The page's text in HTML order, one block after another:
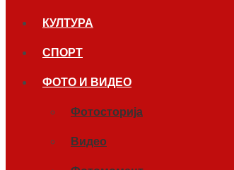
КУЛТУРА
СПОРТ
ФОТО И ВИДЕО
Фотосторија
Видео